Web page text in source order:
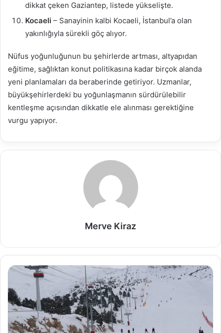
dikkat çeken Gaziantep, listede yükselişte.
Kocaeli – Sanayinin kalbi Kocaeli, İstanbul’a olan
yakınlığıyla sürekli göç alıyor.
Nüfus yoğunluğunun bu şehirlerde artması, altyapıdan
eğitime, sağlıktan konut politikasına kadar birçok alanda
yeni planlamaları da beraberinde getiriyor. Uzmanlar,
büyükşehirlerdeki bu yoğunlaşmanın sürdürülebilir
kentleşme açısından dikkatle ele alınması gerektiğine
vurgu yapıyor.
Merve Kiraz